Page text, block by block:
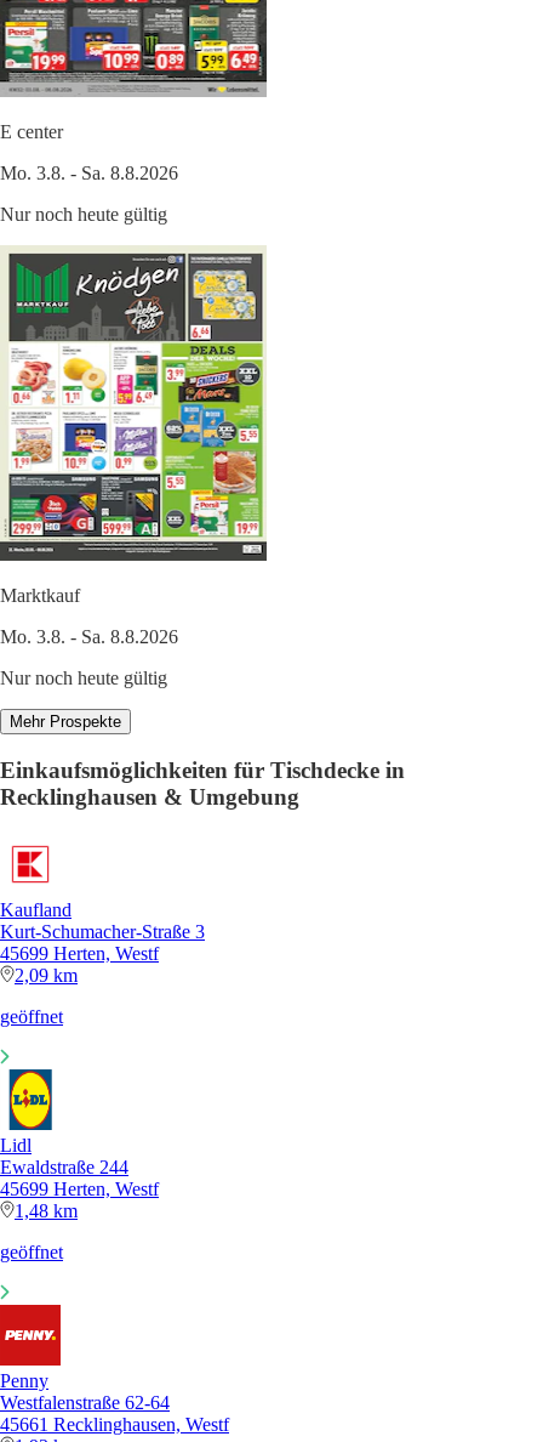
E center
Mo. 3.8. - Sa. 8.8.2026
Nur noch heute gültig
Marktkauf
Mo. 3.8. - Sa. 8.8.2026
Nur noch heute gültig
Mehr Prospekte
Einkaufsmöglichkeiten für Tischdecke in
Recklinghausen & Umgebung
Kaufland
Kurt-Schumacher-Straße 3
45699 Herten, Westf
2,09 km
geöffnet
Lidl
Ewaldstraße 244
45699 Herten, Westf
1,48 km
geöffnet
Penny
Westfalenstraße 62-64
45661 Recklinghausen, Westf